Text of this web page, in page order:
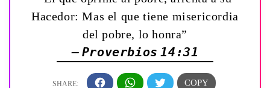
Hacedor: Mas el que tiene misericordia
del pobre, lo honra”
— Proverbios 14:31